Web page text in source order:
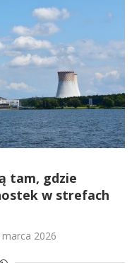
tam, gdzie
w strefach
marca 2026